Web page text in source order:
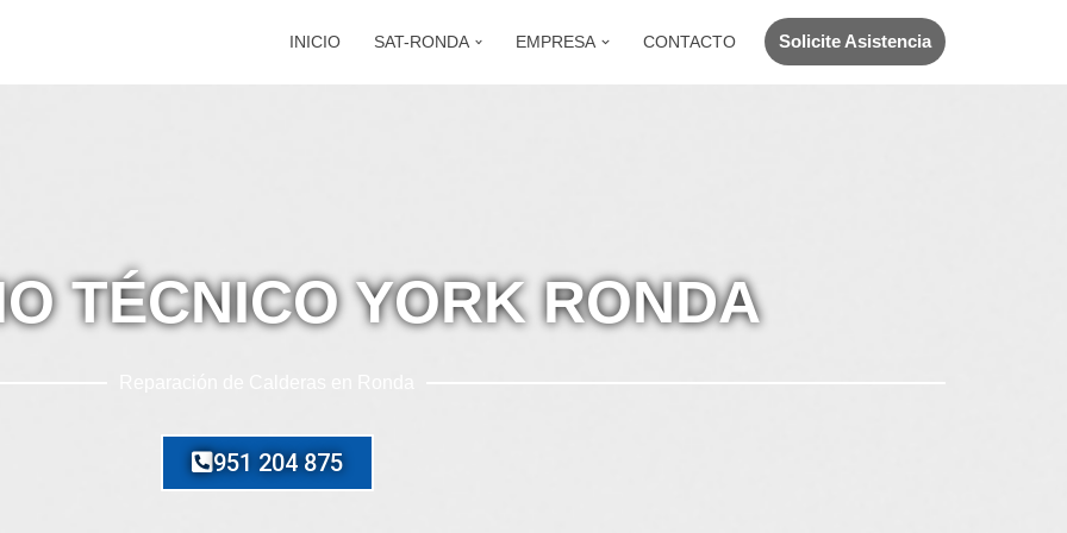
INICIO SAT-RONDA EMPRESA CONTACTO Solicite Asistencia
TÉCNICO YORK RONDA
951 204 875